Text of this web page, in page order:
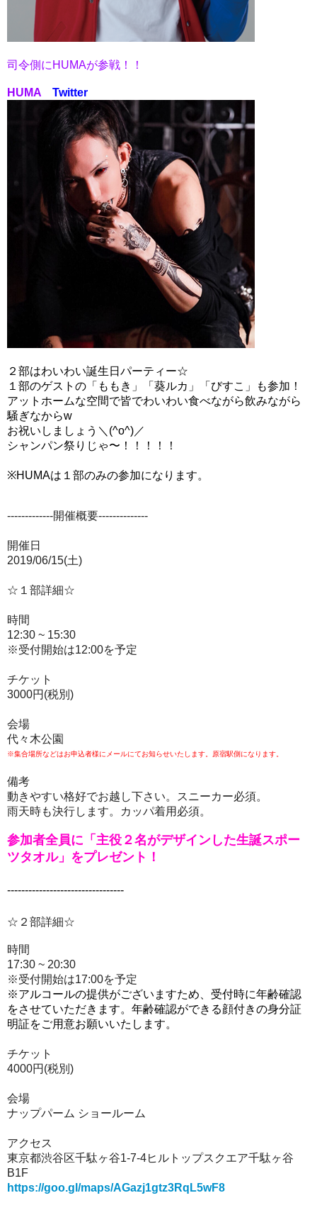
司令側にHUMAが参戦！！
HUMA Twitter
２部はわいわい誕生日パーティー☆
１部のゲストの「ももき」「葵ルカ」「びすこ」も参加！
アットホームな空間で皆でわいわい食べながら飲みながら
騒ぎなからw
お祝いしましょう＼(^o^)／
シャンパン祭りじゃ〜！！！！！
※HUMAは１部のみの参加になります。
-------------開催概要--------------
開催日
2019/06/15(土)
☆１部詳細☆
時間
12:30 ~ 15:30
※受付開始は12:00を予定
チケット
3000円(税別)
会場
代々木公園
※集合場所などはお申込者様にメールにてお知らせいたします。原宿駅側になります。
備考
動きやすい格好でお越し下さい。スニーカー必須。
雨天時も決行します。カッパ着用必須。
参加者全員に「主役２名がデザインした生誕スポー
ツタオル」をプレゼント！
---------------------------------
☆２部詳細☆
時間
17:30 ~ 20:30
※受付開始は17:00を予定
※アルコールの提供がございますため、受付時に年齢確認
をさせていただきます。年齢確認ができる顔付きの身分証
明証をご用意お願いいたします。
チケット
4000円(税別)
会場
ナップパーム ショールーム
アクセス
東京都渋谷区千駄ヶ谷1-7-4ヒルトップスクエア千駄ヶ谷
B1F
https://goo.gl/maps/AGazj1gtz3RqL5wF8